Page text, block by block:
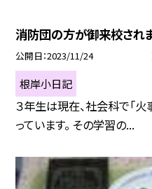
消防団の方が御来校され
公開日 2023/11/24
根岸小日記
３年生は現在、社会科で「
っています。 その学習の...